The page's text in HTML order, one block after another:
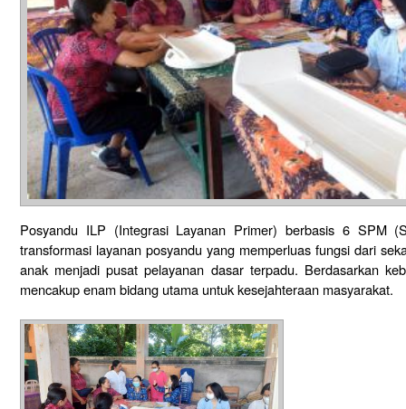
Posyandu ILP (Integrasi Layanan Primer) berbasis 6 SPM
transformasi layanan posyandu yang memperluas fungsi dari
anak menjadi pusat pelayanan dasar terpadu. Berdasarkan
mencakup enam bidang utama untuk kesejahteraan masyarakat.